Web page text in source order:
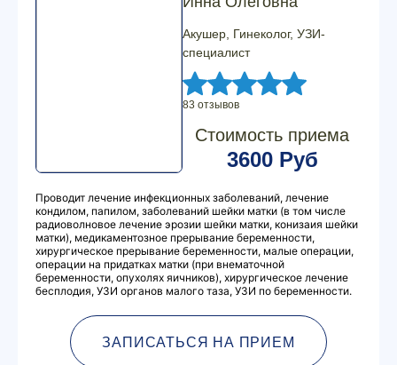
Акушер, Гинеколог, УЗИ-
специалист
83 отзывов
Стоимость приема
3600 Руб
Проводит лечение инфекционных заболеваний, лечение
кондилом, папилом, заболеваний шейки матки (в том числе
радиоволновое лечение эрозии шейки матки, конизаия шейки
матки), медикаментозное прерывание беременности,
хирургическое прерывание беременности, малые операции,
операции на придатках матки (при внематочной
беременности, опухолях яичников), хирургическое лечение
бесплодия, УЗИ органов малого таза, УЗИ по беременности.
ЗАПИСАТЬСЯ НА ПРИЕМ